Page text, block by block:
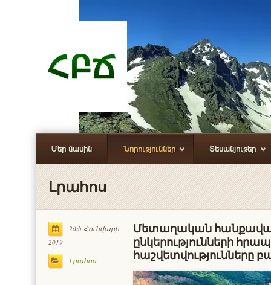
Մեր մասին Նորություններ Տեսանյութեր
Լրահոս
20th Հունվարի
2019
Լրահոս
Մետաղական
ընկերությունների
հաշվետվությունները